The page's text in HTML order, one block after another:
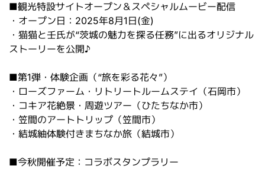
■観光特設サイトオープン＆スペシャルムービー配信
・オープン日：2025年8月1日(金)
・猫猫と壬氏が“茨城の魅力を探る任務”に出るオリジナル
ストーリーを公開♪
■第1弾・体験企画（“旅を彩る花々”）
・ローズファーム・リトリートルームステイ（石岡市）
・コキア花絶景・周遊ツアー（ひたちなか市）
・笠間のアートトリップ（笠間市）
・結城紬体験付きまちなか旅（結城市）
■今秋開催予定：コラボスタンプラリー